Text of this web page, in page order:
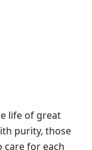
life of great
purity, those
care for each